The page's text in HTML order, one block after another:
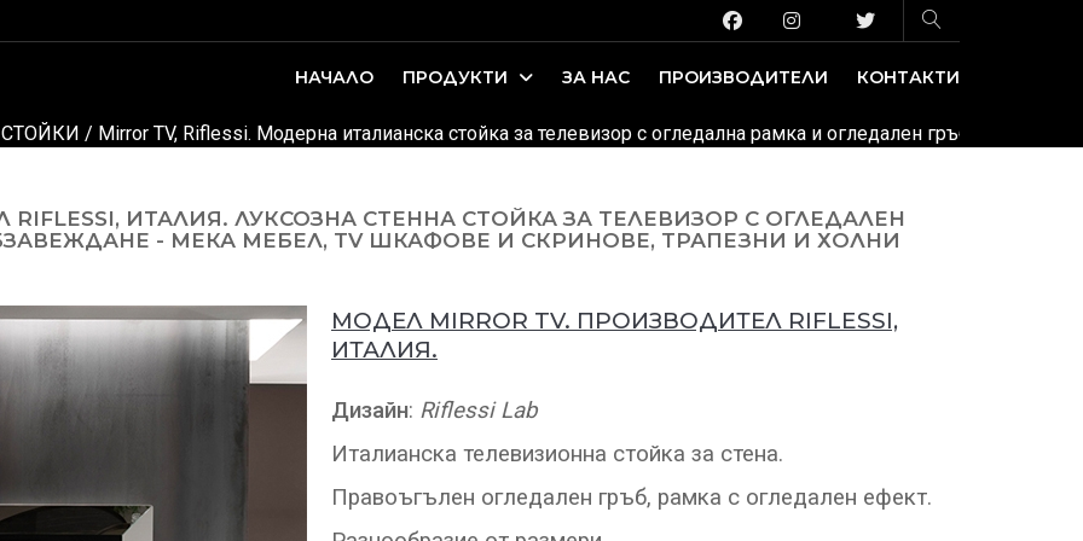
НАЧАЛО ПРОДУКТИ ЗА НАС ПРОИЗВОДИТЕЛИ КОНТАКТИ
СТОЙКИ / Mirror TV, Riflessi. Модерна италианска стойка за телевизор с огледална рамка и огледален гръб.
RIFLESSI, ИТАЛИЯ. ЛУКСОЗНА СТЕННА СТОЙКА ЗА ТЕЛЕВИЗОР С ОГЛЕДАЛЕН
- МЕКА МЕБЕЛ, TV ШКАФОВЕ И СКРИНОВЕ, ТРАПЕЗНИ И ХОЛНИ
МОДЕЛ MIRROR TV. ПРОИЗВОДИТЕЛ RIFLESSI,
ИТАЛИЯ.
Дизайн: Riflessi Lab
Италианска телевизионна стойка за стена.
Правоъгълен огледален гръб, рамка с огледален ефект.